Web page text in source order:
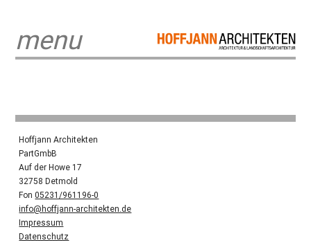
menu
Hoffjann Architekten
PartGmbB
Auf der Howe 17
32758 Detmold
Fon05231/961196-0
info@hoffjann-architekten.de
Impressum
Datenschutz